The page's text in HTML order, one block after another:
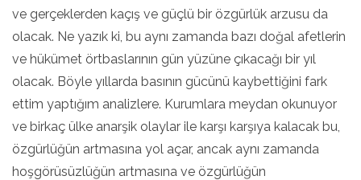
ve gerçeklerden kaçış ve güçlü bir özgürlük arzusu da
olacak. Ne yazık ki, bu aynı zamanda bazı doğal afetlerin
ve hükümet örtbaslarının gün yüzüne çıkacağı bir yıl
olacak. Böyle yıllarda basının gücünü kaybettiğini fark
ettim yaptığım analizlere. Kurumlara meydan okunuyor
ve birkaç ülke anarşik olaylar ile karşı karşıya kalacak bu,
özgürlüğün artmasına yol açar, ancak aynı zamanda
hoşgörüsüzlüğün artmasına ve özgürlüğün